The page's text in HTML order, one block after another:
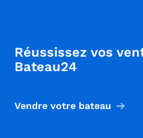
Réussissez vos
Bateau24
Vendre votre bateau